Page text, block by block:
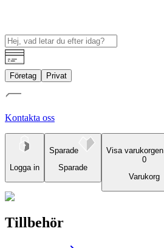
Företag Privat
Kontakta oss
Logga in
Sparade
Sparade
Visa varukorgen
0
Varukorg
Tillbehör